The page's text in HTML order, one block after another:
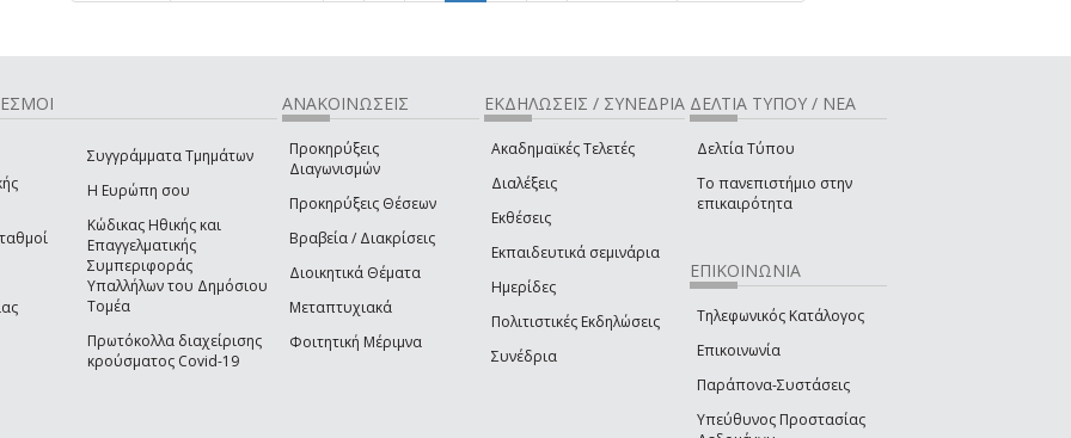
Συγγράμματα Τμημάτων
Η Ευρώπη σου
Κώδικας Ηθικής και
Επαγγελματικής
Συμπεριφοράς
Υπαλλήλων του Δημόσιου
Τομέα
Πρωτόκολλα διαχείρισης
κρούσματος Covid-19
ΑΝΑΚΟΙΝΩΣΕΙΣ
Προκηρύξεις
Διαγωνισμών
Προκηρύξεις Θέσεων
Βραβεία / Διακρίσεις
Διοικητικά Θέματα
Μεταπτυχιακά
Φοιτητική Μέριμνα
ΕΚΔΗΛΩΣΕΙΣ / ΣΥΝΕΔΡΙΑ
Ακαδημαϊκές Τελετές
Διαλέξεις
Εκθέσεις
Εκπαιδευτικά σεμινάρια
Ημερίδες
Πολιτιστικές Εκδηλώσεις
Συνέδρια
ΔΕΛΤΙΑ ΤΥΠΟΥ / ΝΕΑ
Δελτία Τύπου
Το πανεπιστήμιο στην
επικαιρότητα
ΕΠΙΚΟΙΝΩΝΙΑ
Τηλεφωνικός Κατάλογος
Επικοινωνία
Παράπονα-Συστάσεις
Υπεύθυνος Προστασίας